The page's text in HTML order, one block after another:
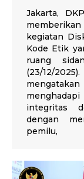
Jakarta,
kegiatan
Kode Etik
ruang
(23/12/
integritas
dengan
pemilu,